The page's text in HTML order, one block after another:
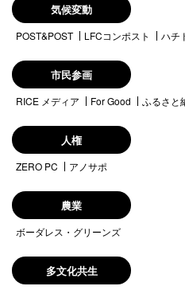
気候変動
POST&POST LFCコンポスト ハチ
市民参画
RICE メディア For Good ふるさと
人権
ZERO PC アノサポ
農業
ボーダレス・グリーンズ
多文化共生